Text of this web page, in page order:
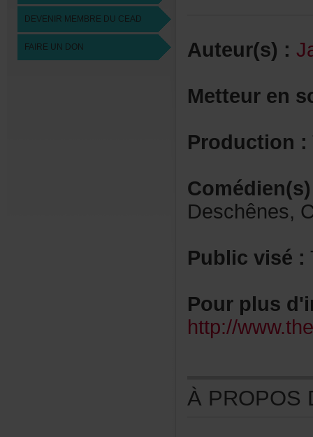
DEVENIRMEMBREDUCEAD
FAIREUNDON Auteur(s):
Production:
Publicvisé:
http://